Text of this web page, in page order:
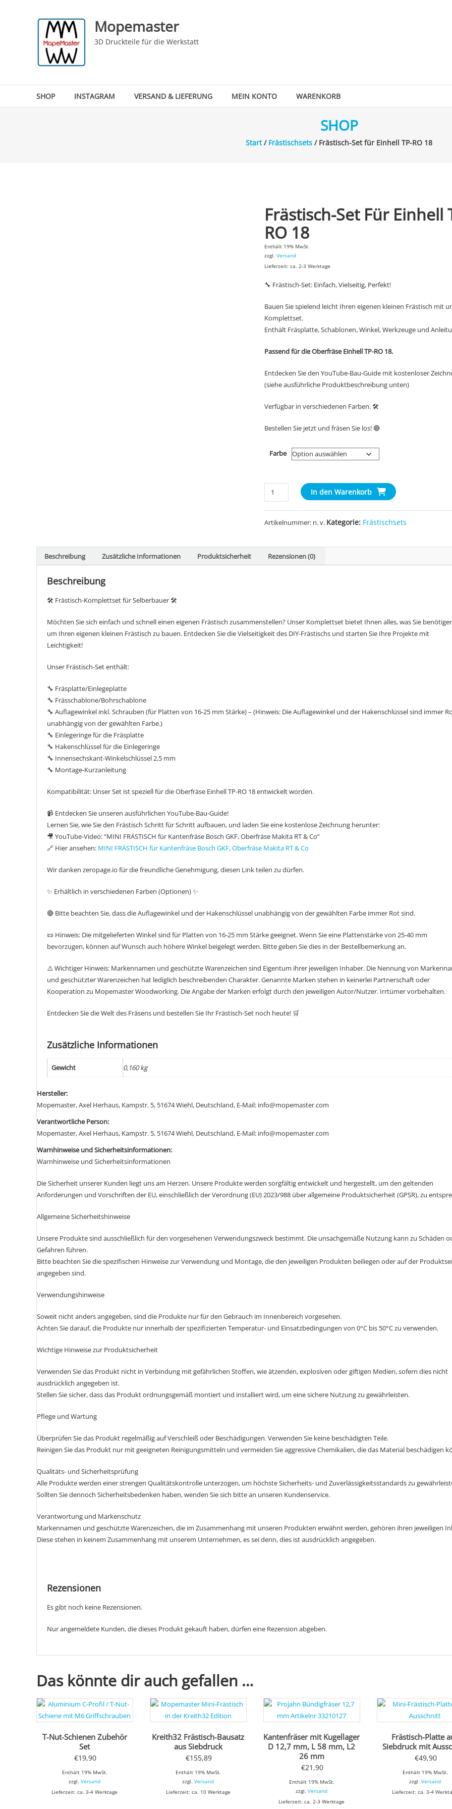
Mopemaster
3D Druckteile für die Werkstatt
SHOP INSTAGRAM VERSAND & LIEFERUNG MEIN KONTO WARENKORB
SHOP
Start/ Frästischsets / Frästisch-Set für Einhell TP-RO 18
Frästisch-Set Für Einhell
RO 18
Enthält 19% MwSt.
zzgl.Versand
Lieferzeit: ca. 2-3 Werktage
🔧 Frästisch-Set: Einfach, Vielseitig, Perfekt!
Bauen Sie spielend leicht Ihren eigenen kleinen Frästisch mit
Komplettset.
Enthält Fräsplatte, Schablonen, Winkel, Werkzeuge und
Passend für die Oberfräse Einhell TP-RO 18.
Entdecken Sie den YouTube-Bau-Guide mit kostenloser
(siehe ausführliche Produktbeschreibung unten)
Verfügbar in verschiedenen Farben. 🛠️
Bestellen Sie jetzt und fräsen Sie los! 🔴
Farbe
Frästisch-
Set
für
Einhell
RO
18
In den Warenkorb
Artikelnummer: n. v. Kategorie: Frästischsets
Beschreibung Zusätzliche Informationen Produktsicherheit Rezensionen (0)
Beschreibung
🛠️ Frästisch-Komplettset für Selberbauer 🛠️
Möchten Sie sich einfach und schnell einen eigenen Frästisch zusammenstellen? Unser Komplettset bietet Ihnen alles, was Sie
um Ihren eigenen kleinen Frästisch zu bauen. Entdecken Sie die Vielseitigkeit des DIY-Frästischs und starten Sie Ihre Projekte mit
Leichtigkeit!
Unser Frästisch-Set enthält:
🔧 Fräsplatte/Einlegeplatte
🔧 Frässchablone/Bohrschablone
🔧 Auflagewinkel inkl. Schrauben (für Platten von 16-25 mm Stärke) – (Hinweis: Die Auflagewinkel und der Hakenschlüssel sind immer
unabhängig von der gewählten Farbe.)
🔧 Einlegeringe für die Fräsplatte
🔧 Hakenschlüssel für die Einlegeringe
🔧 Innensechskant-Winkelschlüssel 2,5 mm
🔧 Montage-Kurzanleitung
Kompatibilität: Unser Set ist speziell für die Oberfräse Einhell TP-RO 18 entwickelt worden.
📹 Entdecken Sie unseren ausführlichen YouTube-Bau-Guide!
Lernen Sie, wie Sie den Frästisch Schritt für Schritt aufbauen, und laden Sie eine kostenlose Zeichnung herunter:
🎥 YouTube-Video: “MINI FRÄSTISCH für Kantenfräse Bosch GKF, Oberfräse Makita RT & Co”
🔗 Hier ansehen: MINI FRÄSTISCH für Kantenfräse Bosch GKF, Oberfräse Makita RT & Co
Wir danken zeropage.io für die freundliche Genehmigung, diesen Link teilen zu dürfen.
✨ Erhältlich in verschiedenen Farben (Optionen) ✨
🔴 Bitte beachten Sie, dass die Auflagewinkel und der Hakenschlüssel unabhängig von der gewählten Farbe immer Rot sind.
📜 Hinweis: Die mitgelieferten Winkel sind für Platten von 16-25 mm Stärke geeignet. Wenn Sie eine Plattenstärke von 25-40 mm
bevorzugen, können auf Wunsch auch höhere Winkel beigelegt werden. Bitte geben Sie dies in der Bestellbemerkung an.
⚠️ Wichtiger Hinweis: Markennamen und geschützte Warenzeichen sind Eigentum ihrer jeweiligen Inhaber. Die Nennung von
und geschützter Warenzeichen hat lediglich beschreibenden Charakter. Genannte Marken stehen in keinerlei Partnerschaft oder
Kooperation zu Mopemaster Woodworking. Die Angabe der Marken erfolgt durch den jeweiligen Autor/Nutzer. Irrtümer vorbehalten.
Entdecken Sie die Welt des Fräsens und bestellen Sie Ihr Frästisch-Set noch heute! 🛒
Zusätzliche Informationen
Gewicht 0,160 kg
Hersteller:
Mopemaster, Axel Herhaus, Kampstr. 5, 51674 Wiehl, Deutschland, E-Mail: info@mopemaster.com
Verantwortliche Person:
Mopemaster, Axel Herhaus, Kampstr. 5, 51674 Wiehl, Deutschland, E-Mail: info@mopemaster.com
Warnhinweise und Sicherheitsinformationen:
Warnhinweise und Sicherheitsinformationen
Die Sicherheit unserer Kunden liegt uns am Herzen. Unsere Produkte werden sorgfältig entwickelt und hergestellt, um den geltenden
Anforderungen und Vorschriften der EU, einschließlich der Verordnung (EU) 2023/988 über allgemeine Produktsicherheit (GPSR), zu
Allgemeine Sicherheitshinweise
Unsere Produkte sind ausschließlich für den vorgesehenen Verwendungszweck bestimmt. Die unsachgemäße Nutzung kann zu Schäden
Gefahren führen.
Bitte beachten Sie die spezifischen Hinweise zur Verwendung und Montage, die den jeweiligen Produkten beiliegen oder auf der
angegeben sind.
Verwendungshinweise
Soweit nicht anders angegeben, sind die Produkte nur für den Gebrauch im Innenbereich vorgesehen.
Achten Sie darauf, die Produkte nur innerhalb der spezifizierten Temperatur- und Einsatzbedingungen von 0°C bis 50°C zu verwenden.
Wichtige Hinweise zur Produktsicherheit
Verwenden Sie das Produkt nicht in Verbindung mit gefährlichen Stoffen, wie ätzenden, explosiven oder giftigen Medien, sofern dies nicht
ausdrücklich angegeben ist.
Stellen Sie sicher, dass das Produkt ordnungsgemäß montiert und installiert wird, um eine sichere Nutzung zu gewährleisten.
Pflege und Wartung
Überprüfen Sie das Produkt regelmäßig auf Verschleiß oder Beschädigungen. Verwenden Sie keine beschädigten Teile.
Reinigen Sie das Produkt nur mit geeigneten Reinigungsmitteln und vermeiden Sie aggressive Chemikalien, die das Material beschädigen
Qualitäts- und Sicherheitsprüfung
Alle Produkte werden einer strengen Qualitätskontrolle unterzogen, um höchste Sicherheits- und Zuverlässigkeitsstandards zu
Sollten Sie dennoch Sicherheitsbedenken haben, wenden Sie sich bitte an unseren Kundenservice.
Verantwortung und Markenschutz
Markennamen und geschützte Warenzeichen, die im Zusammenhang mit unseren Produkten erwähnt werden, gehören ihren jeweiligen
Diese stehen in keinem Zusammenhang mit unserem Unternehmen, es sei denn, dies ist ausdrücklich angegeben.
Rezensionen
Es gibt noch keine Rezensionen.
Nur angemeldete Kunden, die dieses Produkt gekauft haben, dürfen eine Rezension abgeben.
Das könnte dir auch gefallen …
T-Nut-Schienen Zubehör
Set
€19,90
Enthält 19% MwSt.
zzgl.Versand
Lieferzeit: ca. 3-4 Werktage
Kreith32 Frästisch-Bausatz
aus Siebdruck
€155,89
Enthält 19% MwSt.
zzgl.Versand
Lieferzeit: ca. 10 Werktage
Kantenfräser mit Kugellager
D 12,7 mm, L 58 mm, L2
26 mm
€21,90
Enthält 19% MwSt.
zzgl.Versand
Lieferzeit: ca. 2-3 Werktage
Frästisch-Platte
Siebdruck mit
€49,90
Enthält 19% MwSt.
zzgl.Versand
Lieferzeit: ca. 3-4